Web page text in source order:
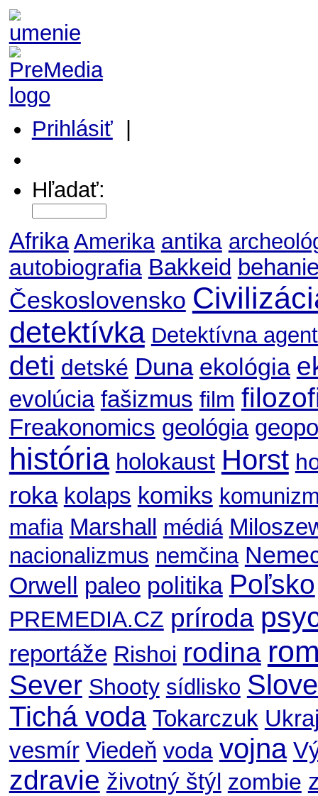
Prihlásiť|
Hľadať:
Afrika Amerika antika
autobiografia Bakkeid
Československo
detektívka Detektívna
deti detské Duna ekológia
evolúcia fašizmus film
Freakonomics geológia
história holokaust Horst
roka kolaps komiks
mafia Marshall médiá
nacionalizmus nemčina
Orwell paleo politika Poľsko
PREMEDIA.CZ príroda
reportáže Rishoi rodina
Sever Shooty sídlisko
Tichá voda Tokarczuk
vesmír Viedeň voda vojna
zdravie životný štýl zombie